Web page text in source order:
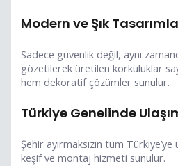
Modern ve Şık
Sadece güvenlik değil, aynı
gözetilerek üretilen korkuluklar
hem dekoratif çözümler sunulur.
Türkiye Genelinde
Şehir ayırmaksızın tüm
keşif ve montaj hizmeti sunulur.